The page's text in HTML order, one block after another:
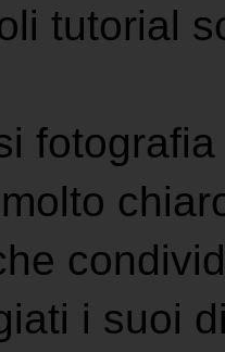
tutorial
i suoi